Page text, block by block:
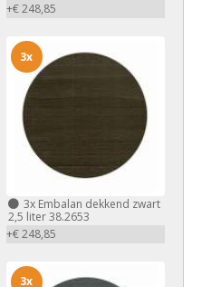
+€ 248,85
3xEmbalan dekkend zwart
2,5 liter 38.2653
+€ 248,85
3x
3x